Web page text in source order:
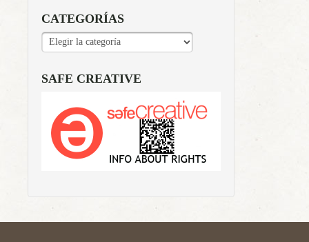
CATEGORÍAS
CATEGORÍAS
SAFE CREATIVE